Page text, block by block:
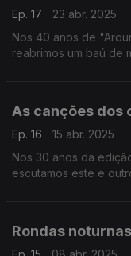
Ep. 17
23 abr. 2025
Nos 40 anos de
reabrimos um baú de
As canções dos
Ep. 16
15 abr. 2025
Nos 30 anos da
escutamos este e
Rondas noturnas